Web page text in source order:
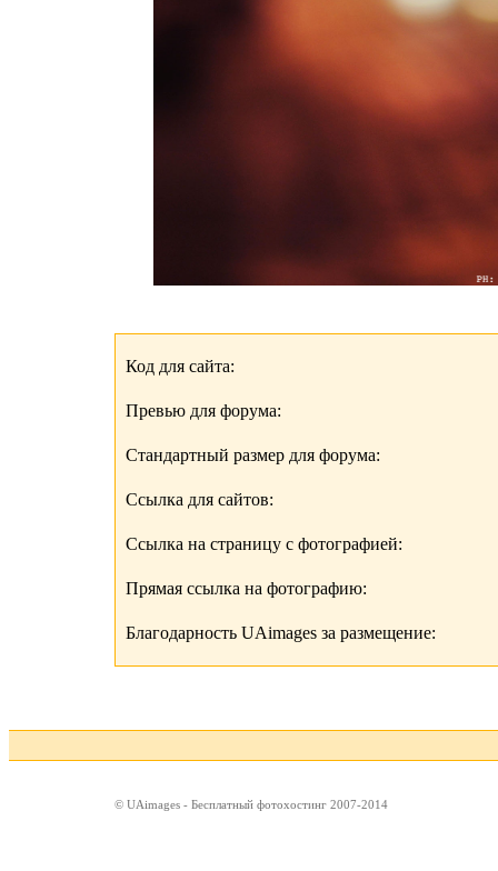
Код для сайта:
Превью для форума:
Стандартный размер для форума:
Ссылка для сайтов:
Ссылка на страницу с фотографией:
Прямая ссылка на фотографию:
Благодарность UAimages за размещение:
© UAimages - Бесплатный фотохостинг 2007-2014